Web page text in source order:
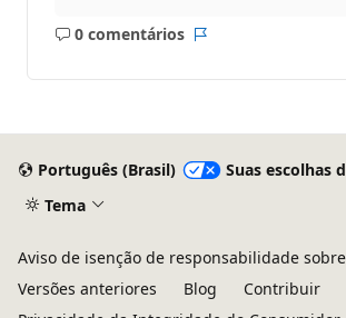
0 comentários
Sem
Português (Brasil)
Suas escolhas
Tema
Aviso de isenção de responsabilidade
Versões anteriores
Blog Contribuir